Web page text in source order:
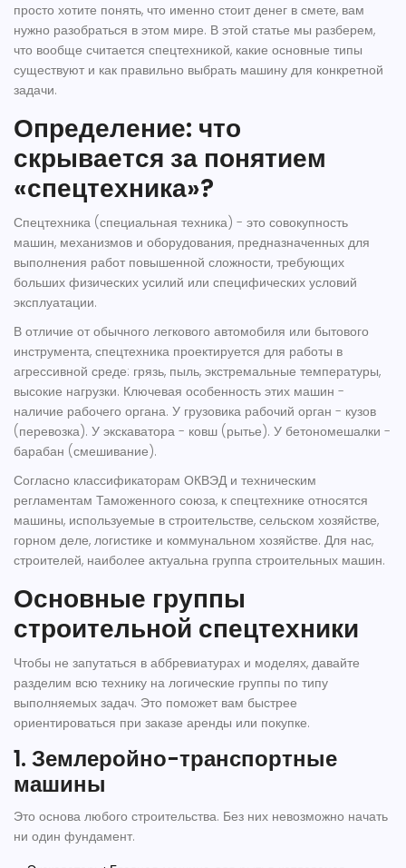
просто хотите понять, что именно стоит денег в смете, вам
нужно разобраться в этом мире. В этой статье мы разберем,
что вообще считается спецтехникой, какие основные типы
существуют и как правильно выбрать машину для конкретной
задачи.
Определение: что
скрывается за понятием
«спецтехника»?
Спецтехника (специальная техника) - это совокупность
машин, механизмов и оборудования, предназначенных для
выполнения работ повышенной сложности, требующих
больших физических усилий или специфических условий
эксплуатации.
В отличие от обычного легкового автомобиля или бытового
инструмента, спецтехника проектируется для работы в
агрессивной среде: грязь, пыль, экстремальные температуры,
высокие нагрузки. Ключевая особенность этих машин -
наличие рабочего органа. У грузовика рабочий орган - кузов
(перевозка). У экскаватора - ковш (рытье). У бетономешалки -
барабан (смешивание).
Согласно классификаторам ОКВЭД и техническим
регламентам Таможенного союза, к спецтехнике относятся
машины, используемые в строительстве, сельском хозяйстве,
горном деле, логистике и коммунальном хозяйстве. Для нас,
строителей, наиболее актуальна группа строительных машин.
Основные группы
строительной спецтехники
Чтобы не запутаться в аббревиатурах и моделях, давайте
разделим всю технику на логические группы по типу
выполняемых задач. Это поможет вам быстрее
ориентироваться при заказе аренды или покупке.
1. Землеройно-транспортные
машины
Это основа любого строительства. Без них невозможно начать
ни один фундамент.